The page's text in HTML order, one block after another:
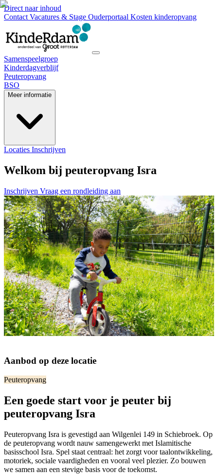
Direct naar inhoud
Contact Vacatures & Stage Ouderportaal Kosten kinderopvang
Samenspeelgroep
Kinderdagverblijf
Peuteropvang
BSO
Meer informatie
Locaties Inschrijven
Welkom bij peuteropvang Isra
Inschrijven Vraag een rondleiding aan
Aanbod op deze locatie
Peuteropvang
Een goede start voor je peuter bij
peuteropvang Isra
Peuteropvang Isra is gevestigd aan Wilgenlei 149 in Schiebroek. Op
de peuteropvang wordt nauw samengewerkt met Islamitische
basisschool Isra. Spel staat centraal: het zorgt voor taalontwikkeling,
motoriek, sociale vaardigheden en vooral veel plezier. Zo bouwen
we samen aan een stevige basis voor de toekomst.